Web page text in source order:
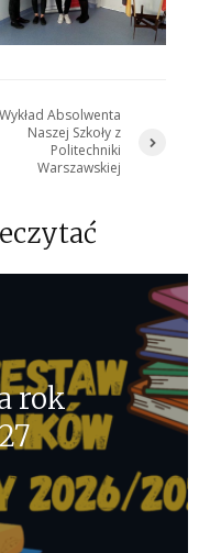
Wykład Absolwenta
Naszej Szkoły z
Politechniki
Warszawskiej
rok